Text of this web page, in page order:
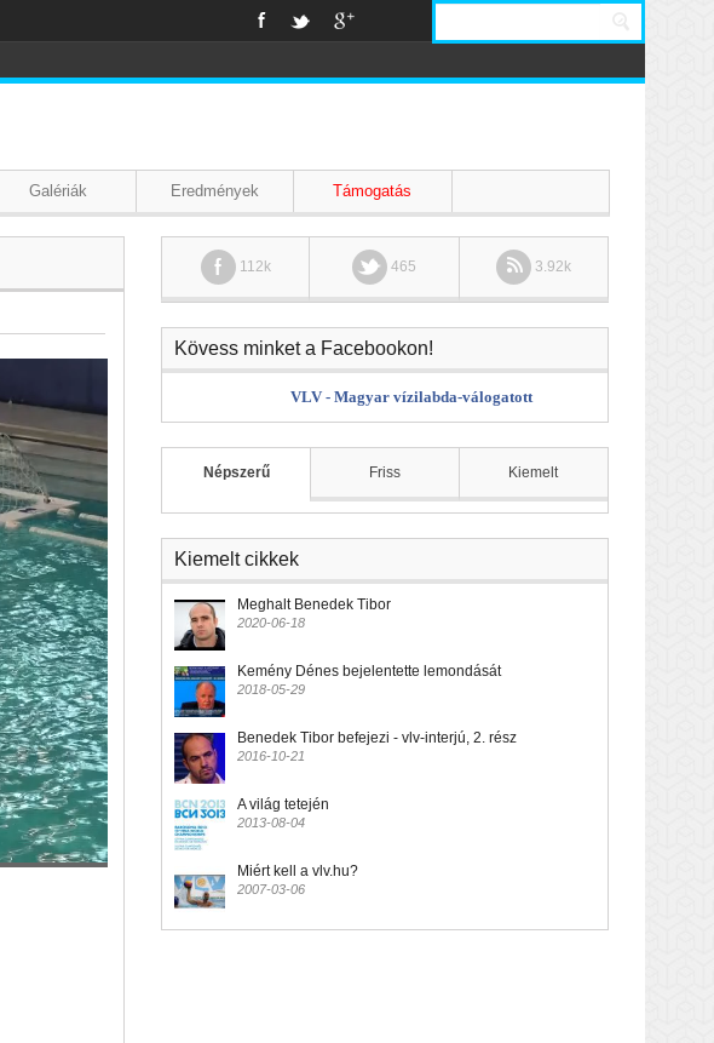
Galériák Eredmények Támogatás
112k 465 3.92k
Kövess minket a Facebookon!
VLV - Magyar vízilabda-válogatott
Népszerű Friss Kiemelt
Kiemelt cikkek
Meghalt Benedek Tibor
2020-06-18
Kemény Dénes bejelentette lemondását
2018-05-29
Benedek Tibor befejezi - vlv-interjú, 2. rész
2016-10-21
A világ tetején
2013-08-04
Miért kell a vlv.hu?
2007-03-06